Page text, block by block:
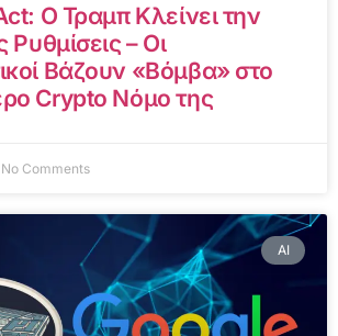
Ο Τραμπ Κλείνει την
Ρυθμίσεις – Οι
Βάζουν «Βόμβα» στο
Crypto Νόμο της
No Comments
AI